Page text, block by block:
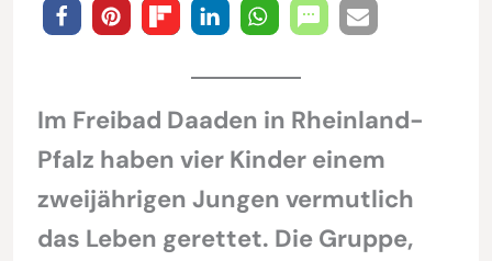
Im Freibad Daaden in Rheinland-
Pfalz haben vier Kinder einem
zweijährigen Jungen vermutlich
das Leben gerettet. Die Gruppe,